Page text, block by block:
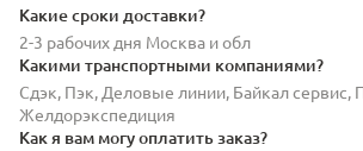
Какие сроки доставки?
2-3 рабочих дня Москва и обл
Какими транспортными компаниями?
Сдэк, Пэк, Деловые линии, Байкал сервис,
Желдорэкспедиция
Как я вам могу оплатить заказ?